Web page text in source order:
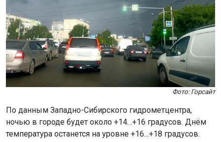
Фото: Горсайт
По данным Западно-Сибирского гидрометцентра,
ночью в городе будет около +14…+16 градусов. Днём
температура останется на уровне +16…+18 градусов.